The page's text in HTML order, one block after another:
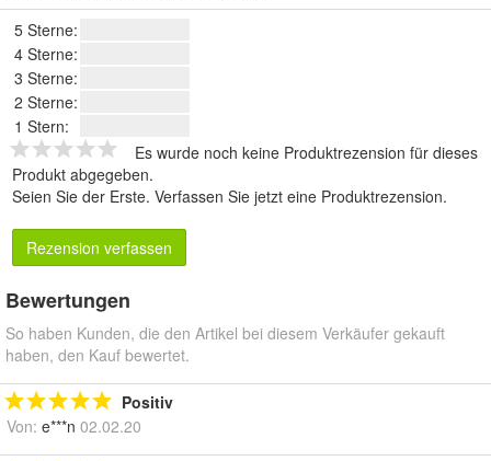
5 Sterne:
4 Sterne:
3 Sterne:
2 Sterne:
1 Stern:
Es wurde noch keine Produktrezension für dieses
Produkt abgegeben.
Seien Sie der Erste. Verfassen Sie jetzt eine Produktrezension.
Rezension verfassen
Bewertungen
So haben Kunden, die den Artikel bei diesem Verkäufer gekauft
haben, den Kauf bewertet.
Positiv
Von: e***n 02.02.20